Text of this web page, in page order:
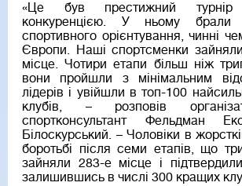
«Це був престижний
конкуренцією. У ньому брали
спортивного орієнтування, чинні
Європи. Наші спортсменки
місце. Чотири етапи більш ніж
вони пройшли з мінімальним
лідерів і увійшли в топ-100
клубів, – розповів
спортконсультант Фельдман
Білоскурський. – Чоловіки в
боротьбі після семи етапів, що
зайняли 283-е місце і
залишившись в числі 300 кращих